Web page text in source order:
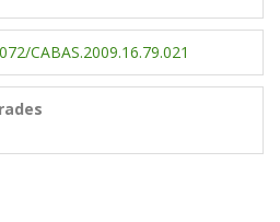
CABAS.2009.16.79.021